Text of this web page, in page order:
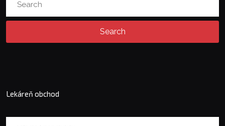
Lekáreň obchod